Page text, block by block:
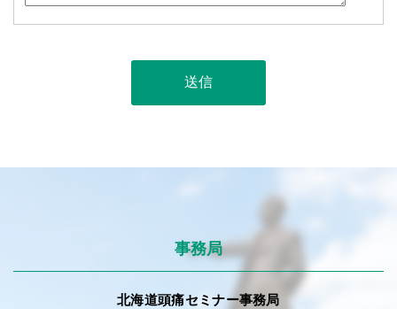
事務局
北海道頭痛セミナー事務局